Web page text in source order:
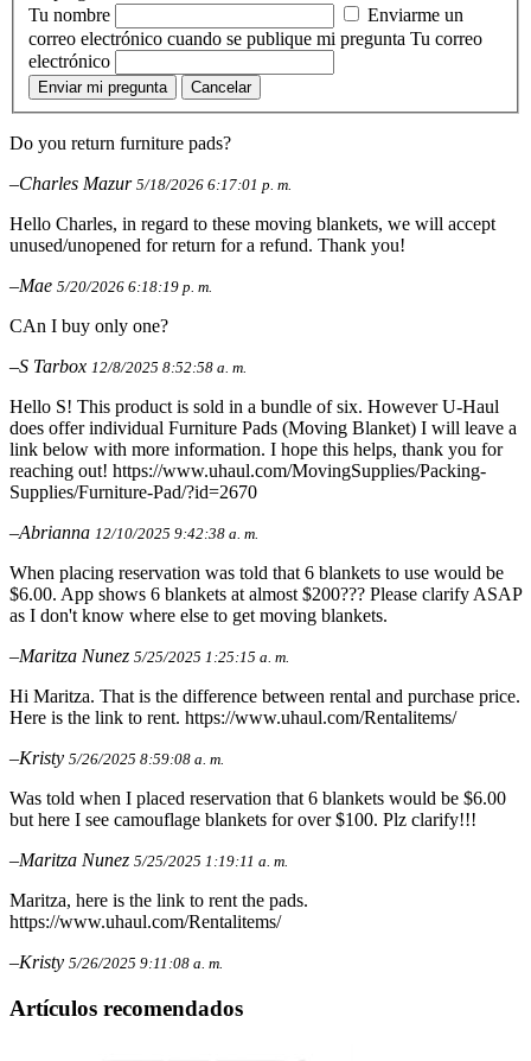
Tu nombre
Enviarme un
correo electrónico cuando se publique mi pregunta Tu correo
electrónico
Enviar mi pregunta Cancelar
Do you return furniture pads?
–Charles Mazur 5/18/2026 6:17:01 p. m.
Hello Charles, in regard to these moving blankets, we will accept
unused/unopened for return for a refund. Thank you!
–Mae 5/20/2026 6:18:19 p. m.
CAn I buy only one?
–S Tarbox 12/8/2025 8:52:58 a. m.
Hello S! This product is sold in a bundle of six. However U-Haul
does offer individual Furniture Pads (Moving Blanket) I will leave a
link below with more information. I hope this helps, thank you for
reaching out! https://www.uhaul.com/MovingSupplies/Packing-
Supplies/Furniture-Pad/?id=2670
–Abrianna 12/10/2025 9:42:38 a. m.
When placing reservation was told that 6 blankets to use would be
$6.00. App shows 6 blankets at almost $200??? Please clarify ASAP
as I don't know where else to get moving blankets.
–Maritza Nunez 5/25/2025 1:25:15 a. m.
Hi Maritza. That is the difference between rental and purchase price.
Here is the link to rent. https://www.uhaul.com/Rentalitems/
–Kristy 5/26/2025 8:59:08 a. m.
Was told when I placed reservation that 6 blankets would be $6.00
but here I see camouflage blankets for over $100. Plz clarify!!!
–Maritza Nunez 5/25/2025 1:19:11 a. m.
Maritza, here is the link to rent the pads.
https://www.uhaul.com/Rentalitems/
–Kristy 5/26/2025 9:11:08 a. m.
Artículos recomendados